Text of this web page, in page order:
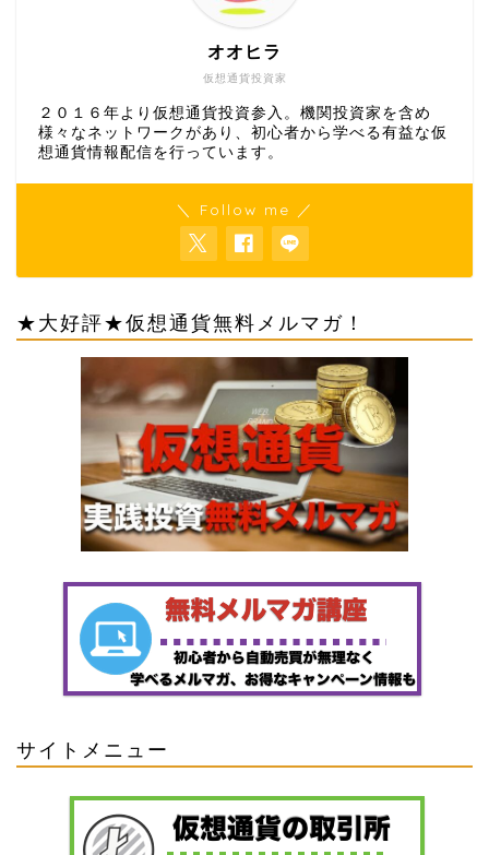
仮想通貨投資家
オオヒラ
２０１６年より仮想通貨投資参入。機関投資家を含め
様々なネットワークがあり、初心者から学べる有益な仮
想通貨情報配信を行っています。
＼ Follow me ／
★大好評★仮想通貨無料メルマガ！
サイトメニュー